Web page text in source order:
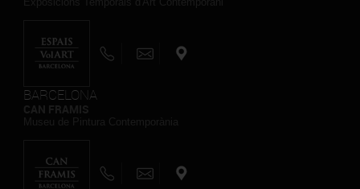
BARCELONA